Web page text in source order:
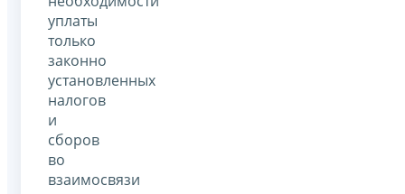
уплаты
только
законно
установленных
налогов
и
сборов
во
взаимосвязи